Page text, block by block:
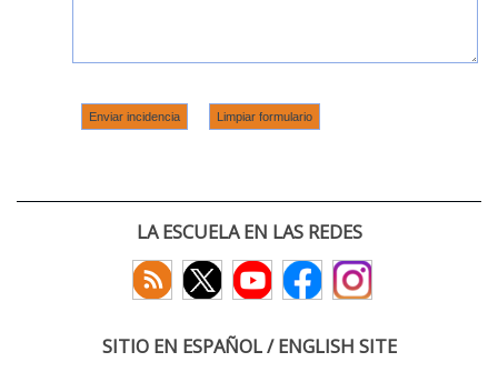
LA ESCUELA EN LAS REDES
SITIO EN ESPAÑOL / ENGLISH SITE